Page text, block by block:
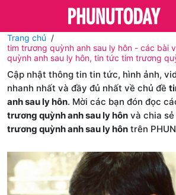
Trang chủ
tim trương quỳnh anh sau ly hôn - các bài
quỳnh anh sau ly hôn, tin tức tim trương
Cập nhật thông tin tin tức, hình ảnh,
nhanh nhất và đầy đủ nhất về chủ đề
anh sau ly hôn. Mời các bạn đón đọc
trương quỳnh anh sau ly hôn và chia
trương quỳnh anh sau ly hôn trên